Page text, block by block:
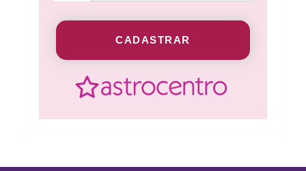
CADASTRAR